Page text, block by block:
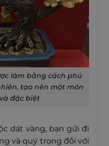
làm bằng cách phủ
tạo nên một món
đặc biệt
dát vàng, bạn gửi đi
và quý trọng đối với